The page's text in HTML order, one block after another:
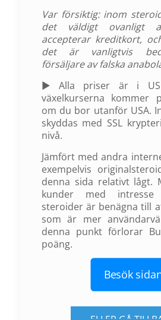
Var försiktig: inom
det väldigt ovanligt
accepterar kreditkort,
det är vanligtvis
försäljare av falska
► Alla priser är i US
växelkurserna kommer
om du bor utanför USA.
skyddas med SSL
nivå.
Jämfört med andra
exempelvis
denna sida relativt lågt.
kunder med
steroider är benägna till
som är mer
denna punkt förlorar
poäng.
Besök